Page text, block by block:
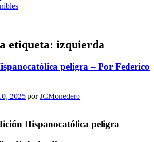
etiqueta: izquierda
peligra – Por Federico
2025 porJCMonedero
Hispanocatólica peligra